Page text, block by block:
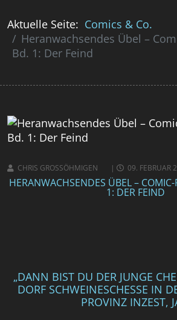
Aktuelle Seite: Comics & Co.
Heranwachsendes Übel –
Bd. 1: Der Feind
CHRIS GROSSÖHMIGEN 09. FEBRUAR
HERANWACHSENDES ÜBEL – COMIC-
1: DER FEIND
„DANN BIST DU DER JUNGE
DORF SCHWEINESCHESSE IN
PROVINZ INZEST,